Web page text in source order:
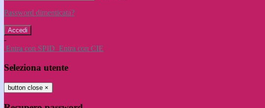
Password dimenticata?
-
Entra con SPID Entra con CIE
Seleziona utente
button close ×